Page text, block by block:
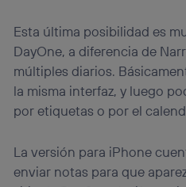
Esta última posibilidad es
DayOne, a diferencia de
múltiples diarios.
la misma interfaz, y luego
por etiquetas o por el
La versión para iPhone
enviar notas para que